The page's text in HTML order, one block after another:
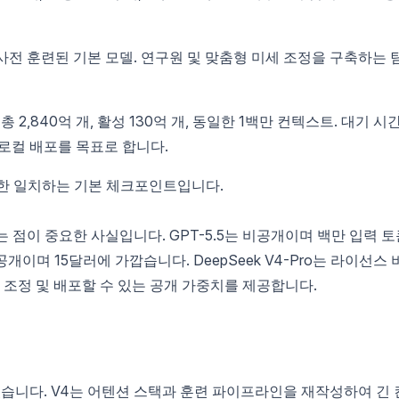
훈련된 기본 모델. 연구원 및 맞춤형 미세 조정을 구축하는
2,840억 개, 활성 130억 개, 동일한 1백만 컨텍스트. 대기 시
컬 배포를 목표로 합니다.
일치하는 기본 체크포인트입니다.
점이 중요한 사실입니다. GPT-5.5는 비공개이며 백만 입력 토
이며 15달러에 가깝습니다. DeepSeek V4-Pro는 라이선스
정 및 배포할 수 있는 공개 가중치를 제공합니다.
니다. V4는 어텐션 스택과 훈련 파이프라인을 재작성하여 긴